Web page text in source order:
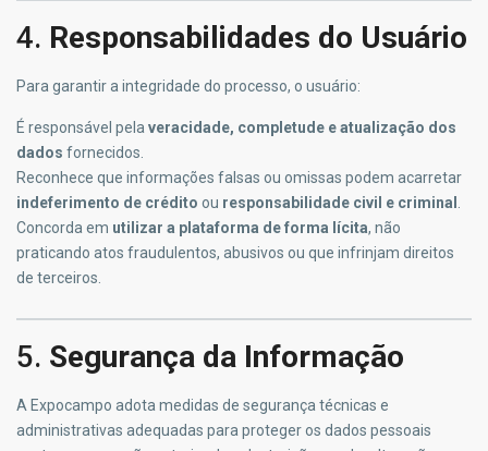
4. Responsabilidades do Usuário
Para garantir a integridade do processo, o usuário:
É responsável pela veracidade, completude e atualização dos
dados fornecidos.
Reconhece que informações falsas ou omissas podem acarretar
indeferimento de crédito ou responsabilidade civil e criminal
Concorda em utilizar a plataforma de forma lícita, não
praticando atos fraudulentos, abusivos ou que infrinjam direitos
de terceiros.
5. Segurança da Informação
A Expocampo adota medidas de segurança técnicas e
administrativas adequadas para proteger os dados pessoais